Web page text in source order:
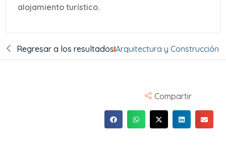
alojamiento turístico.
Regresar a los resultadosArquitectura y Construcción
Compartir